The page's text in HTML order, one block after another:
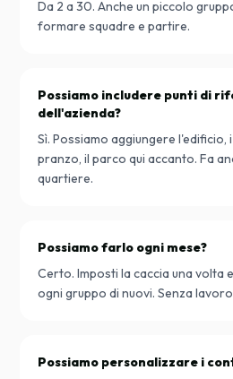
Da 2 a 30. Anche un piccolo
formare squadre e partire.
Possiamo includere punti di
dell'azienda?
Sì. Possiamo aggiungere
pranzo, il parco qui accanto. Fa
quartiere.
Possiamo farlo ogni mese?
Certo. Imposti la caccia una volta
ogni gruppo di nuovi. Senza lavoro
Possiamo personalizzare i